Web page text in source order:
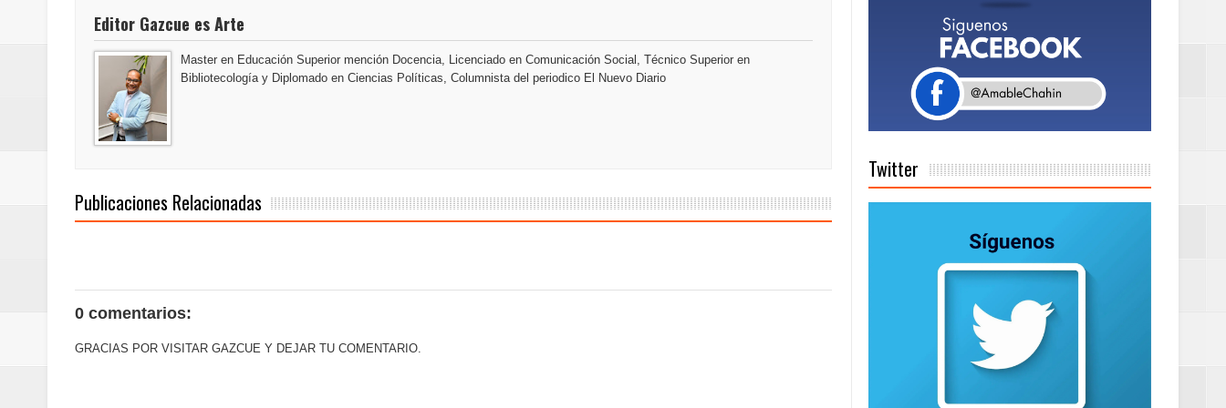
Maridalia Hernández y El Canario se unen al regreso de Pavel Núñez y su “Bipolarband” a Hard Rock Café Santo
Domingo
Doctor Leonardo Aguilera afirma que Banreservas seguirá impulsando la seguridad alimentaria tras salida de RD
Banreservas y sus filiales realizan en Santiago el segundo Foro del Ahorro y la Inversión “Reserva tu Capital”
Banreservas inaugura oficina en el Centro de Retención de Vehículos de Pedro Brand
Humano Seguros transforma la emisión de pólizas con Inteligencia Artificial y reduce el proceso de días a
Editor Gazcue es Arte
Master en Educación Superior mención Docencia, Licenciado en Comunicación Social, Técnico Superior en
Bibliotecología y Diplomado en Ciencias Políticas, Columnista del periodico El Nuevo Diario
Publicaciones Relacionadas
0 comentarios:
GRACIAS POR VISITAR GAZCUE Y DEJAR TU COMENTARIO.
Twitter